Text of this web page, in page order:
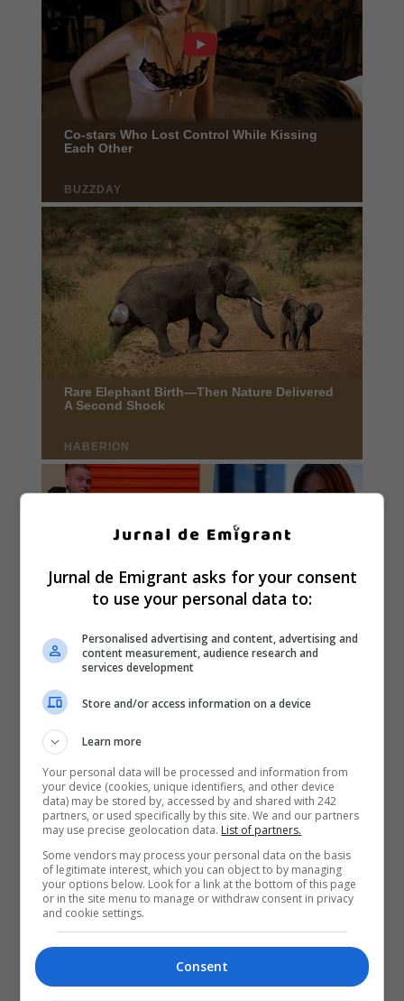
Jurnal de Emigrant asks for your consent
to use your personal data to:
Personalised advertising and content, advertising and
content measurement, audience research and
services development
Store and/or access information on a device
Learn more
Your personal data will be processed and information from
your device (cookies, unique identifiers, and other device
data) may be stored by, accessed by and shared with 242
partners, or used specifically by this site. We and our partners
may use precise geolocation data. List of partners.
Some vendors may process your personal data on the basis
of legitimate interest, which you can object to by managing
your options below. Look for a link at the bottom of this page
or in the site menu to manage or withdraw consent in privacy
and cookie settings.
Consent